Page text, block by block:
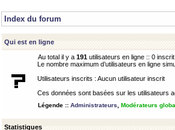
Index du forum
Qui est en ligne
Au total il y a 191 utilisateurs en ligne :: 0
Le nombre maximum d’utilisateurs en ligne
Utilisateurs inscrits : Aucun utilisateur inscrit
Ces données sont basées sur les utilisateurs
Légende :: Administrateurs Modérateurs
Statistiques